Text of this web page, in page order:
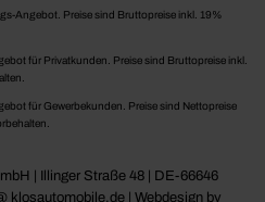
Angebot. Preise sind Bruttopreise inkl. 19%
für Privatkunden. Preise sind Bruttopreise inkl.
für Gewerbekunden. Preise sind Nettopreise
| Illinger Straße 48 | DE-66646
klosautomobile.de | Webdesign by